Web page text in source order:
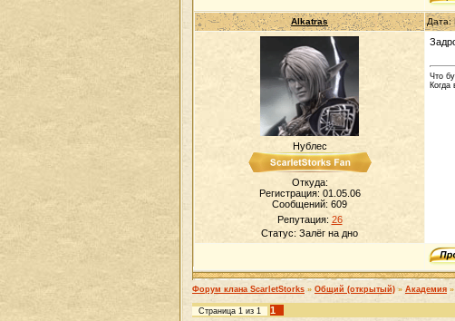
Alkatras Дата:
Нублес
Откуда:
Регистрация: 01.05.06
Сообщений: 609
Репутация: 26
Статус: Залёг на дно
Что
Когда
Форум клана ScarletStorks » Общий (открытый) » Академия »
Страница 1 из 1 1